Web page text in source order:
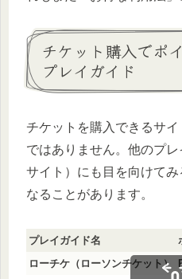
チケット購入でポ
プレイガイド
チケットを購入できるサ
ではありません。他のプ
サイト）にも目を向けて
なることがあります。
プレイガイド名
ローチケ（ローソンチケット）